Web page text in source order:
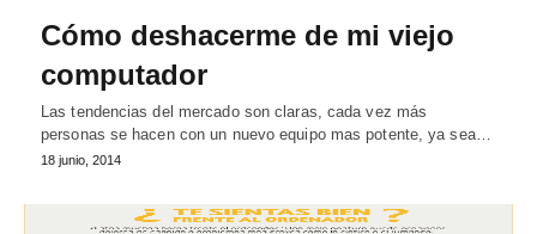
Cómo deshacerme de mi viejo
computador
Las tendencias del mercado son claras, cada vez más
personas se hacen con un nuevo equipo mas potente, ya sea…
18 junio, 2014